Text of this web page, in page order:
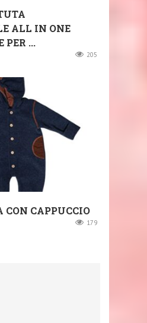
ALL IN ONE
PER ...
205
CAPPUCCIO
179